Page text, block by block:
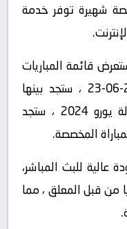
شهيرة توفر خدمة
قائمة المباريات
المباشرة المتاحة في تاريخ 2024-06-23 ، ستجد بينها
مباراة سويسرا و ألمانيا في بطولة يورو 2024 ، ستجد
المخصصة.
عالية للبث المباشر،
من قبل المعلق ، مما